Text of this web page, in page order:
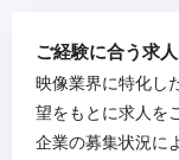
ご経験に合う求
映像業界に特化し
望をもとに求人を
企業の募集状況に